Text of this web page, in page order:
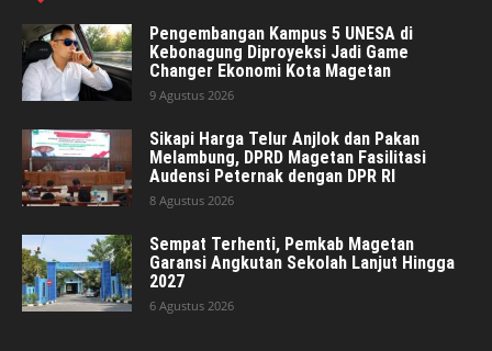
Pengembangan Kampus 5 UNESA di
Kebonagung Diproyeksi Jadi Game
Changer Ekonomi Kota Magetan
9 Agustus 2026
Sikapi Harga Telur Anjlok dan Pakan
Melambung, DPRD Magetan Fasilitasi
Audensi Peternak dengan DPR RI
8 Agustus 2026
Sempat Terhenti, Pemkab Magetan
Garansi Angkutan Sekolah Lanjut Hingga
2027
6 Agustus 2026